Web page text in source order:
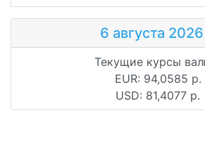
6 августа 2026
Текущие курсы
EUR: 94,0585 р.
USD: 81,4077 р.